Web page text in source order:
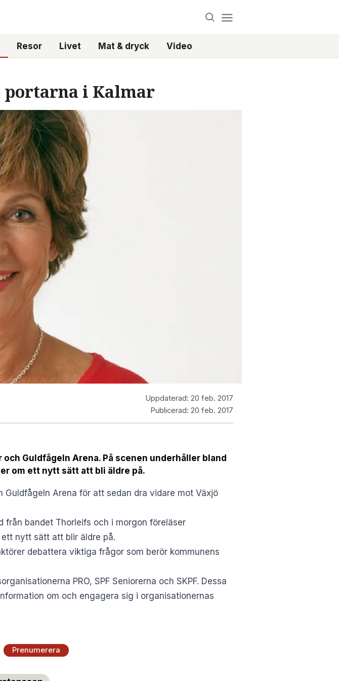
Resor Livet Mat & dryck Video
portarna i Kalmar
Uppdaterad: 20 feb. 2017
Publicerad: 20 feb. 2017
Guldfågeln Arena. På scenen underhåller bland
om ett nytt sätt att bli äldre på.
Guldfågeln Arena för att sedan dra vidare mot Växjö
från bandet Thorleifs och i morgon föreläser
nytt sätt att blir äldre på.
debattera viktiga frågor som berör kommunens
PRO, SPF Seniorerna och SKPF. Dessa
om och engagera sig i organisationernas
Prenumerera